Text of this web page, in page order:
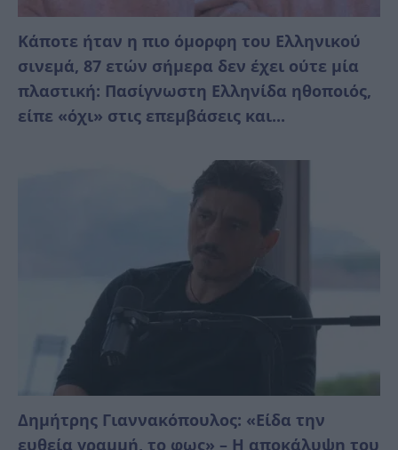
Κάποτε ήταν η πιο όμορφη του Ελληνικού
σινεμά, 87 ετών σήμερα δεν έχει ούτε μία
πλαστική: Πασίγνωστη Ελληνίδα ηθοποιός,
είπε «όχι» στις επεμβάσεις και...
Δημήτρης Γιαννακόπουλος: «Είδα την
ευθεία γραμμή, το φως» – Η αποκάλυψη του